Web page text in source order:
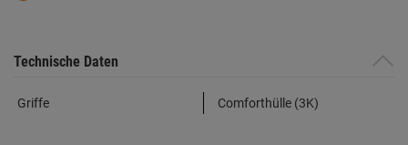
Technische Daten
Griffe Comforthülle (3K)